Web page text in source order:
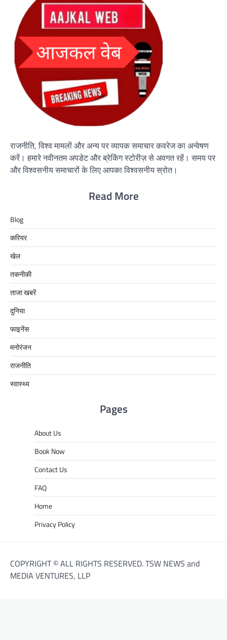
राजनीति, विश्व मामलों और अन्य पर व्यापक समाचार कवरेज का अन्वेषण
करें। हमारे नवीनतम अपडेट और ब्रेकिंग स्टोरीज़ से अवगत रहें। समय पर
और विश्वसनीय समाचारों के लिए आपका विश्वसनीय स्रोत।
Read More
Blog
करियर
खेल
तकनीकी
ताजा खबरें
दुनिया
फाइनेंस
मनोरंजन
राजनीति
स्वास्थ्य
Pages
About Us
Book Now
Contact Us
FAQ
Home
Privacy Policy
COPYRIGHT © ALL RIGHTS RESERVED. TSW NEWS and
MEDIA VENTURES, LLP